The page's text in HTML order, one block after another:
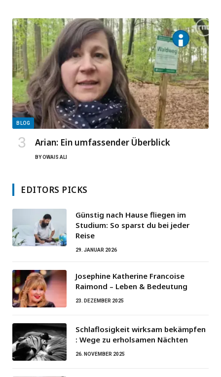
BLOG
Arian: Ein umfassender Überblick
BYOWAIS ALI
EDITORS PICKS
Günstig nach Hause fliegen im
Studium: So sparst du bei jeder
Reise
29. JANUAR 2026
Josephine Katherine Francoise
Raimond – Leben & Bedeutung
23. DEZEMBER 2025
Schlaflosigkeit wirksam bekämpfen
: Wege zu erholsamen Nächten
26. NOVEMBER 2025